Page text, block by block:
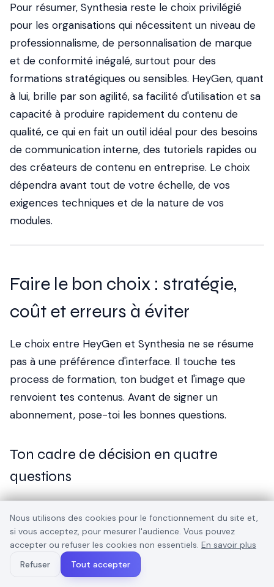
Pour résumer, Synthesia reste le choix privilégié
pour les organisations qui nécessitent un niveau de
professionnalisme, de personnalisation de marque
et de conformité inégalé, surtout pour des
formations stratégiques ou sensibles. HeyGen, quant
à lui, brille par son agilité, sa facilité d'utilisation et sa
capacité à produire rapidement du contenu de
qualité, ce qui en fait un outil idéal pour des besoins
de communication interne, des tutoriels rapides ou
des créateurs de contenu en entreprise. Le choix
dépendra avant tout de votre échelle, de vos
exigences techniques et de la nature de vos
modules.
Faire le bon choix : stratégie,
coût et erreurs à éviter
Le choix entre HeyGen et Synthesia ne se résume
pas à une préférence d'interface. Il touche tes
process de formation, ton budget et l'image que
renvoient tes contenus. Avant de signer un
abonnement, pose-toi les bonnes questions.
Ton cadre de décision en quatre
questions
ton besoin.
Quelle est la portée de tes formations ?S'agit-il
de petits modules internes pour quelques dizaines
d'employés, ou de programmes de grande envergure
Nous utilisons des cookies pour le fonctionnement du site et,
si vous acceptez, pour mesurer l'audience. Vous pouvez
accepter ou refuser les cookies non essentiels. En savoir plus
Refuser
Tout accepter